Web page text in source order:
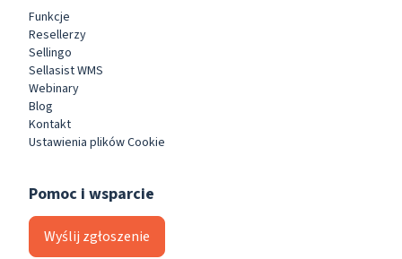
Funkcje
Resellerzy
Sellingo
Sellasist WMS
Webinary
Blog
Kontakt
Ustawienia plików Cookie
Pomoc i wsparcie
Wyślij zgłoszenie